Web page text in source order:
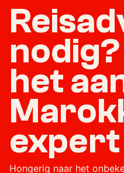
het
Hongerig naar het